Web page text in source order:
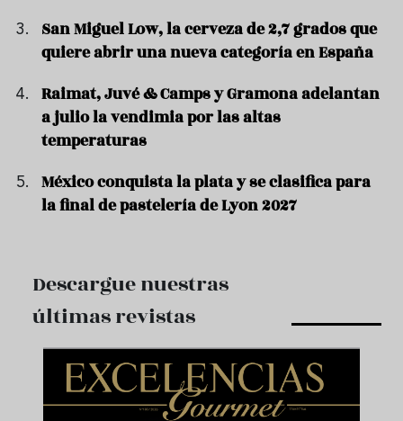
San Miguel Low, la cerveza de 2,7 grados que
quiere abrir una nueva categoría en España
Raimat, Juvé & Camps y Gramona adelantan
a julio la vendimia por las altas
temperaturas
México conquista la plata y se clasifica para
la final de pastelería de Lyon 2027
Descargue nuestras
últimas revistas